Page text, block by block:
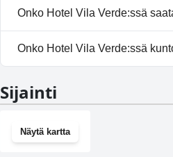
Kyllä, Hotel Vila Verde
Onko Hotel Vila Verde:ssä
Kyllä, Hotel Vila Verde
Onko Hotel Vila Verde:ssä
Sijainti
Näytä kartta